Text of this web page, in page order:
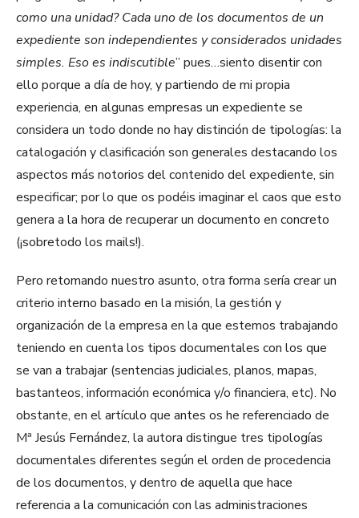
como una unidad? Cada uno de los documentos de un
expediente son independientes y considerados unidades
simples. Eso es indiscutible” pues…siento disentir con
ello porque a día de hoy, y partiendo de mi propia
experiencia, en algunas empresas un expediente se
considera un todo donde no hay distinción de tipologías: la
catalogación y clasificación son generales destacando los
aspectos más notorios del contenido del expediente, sin
especificar; por lo que os podéis imaginar el caos que esto
genera a la hora de recuperar un documento en concreto
(¡sobretodo los mails!).
Pero retomando nuestro asunto, otra forma sería crear un
criterio interno basado en la misión, la gestión y
organización de la empresa en la que estemos trabajando
teniendo en cuenta los tipos documentales con los que
se van a trabajar (sentencias judiciales, planos, mapas,
bastanteos, información económica y/o financiera, etc). No
obstante, en el artículo que antes os he referenciado de
Mª Jesús Fernández, la autora distingue tres tipologías
documentales diferentes según el orden de procedencia
de los documentos, y dentro de aquella que hace
referencia a la comunicación con las administraciones